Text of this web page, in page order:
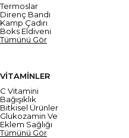
Termoslar
Direnç Bandı
Kamp Çadırı
Boks Eldiveni
Tümünü Gör
VİTAMİNLER
C Vitamini
Bağışıklık
Bitkisel Ürünler
Glukozamin Ve
Eklem Sağlığı
Tümünü Gör